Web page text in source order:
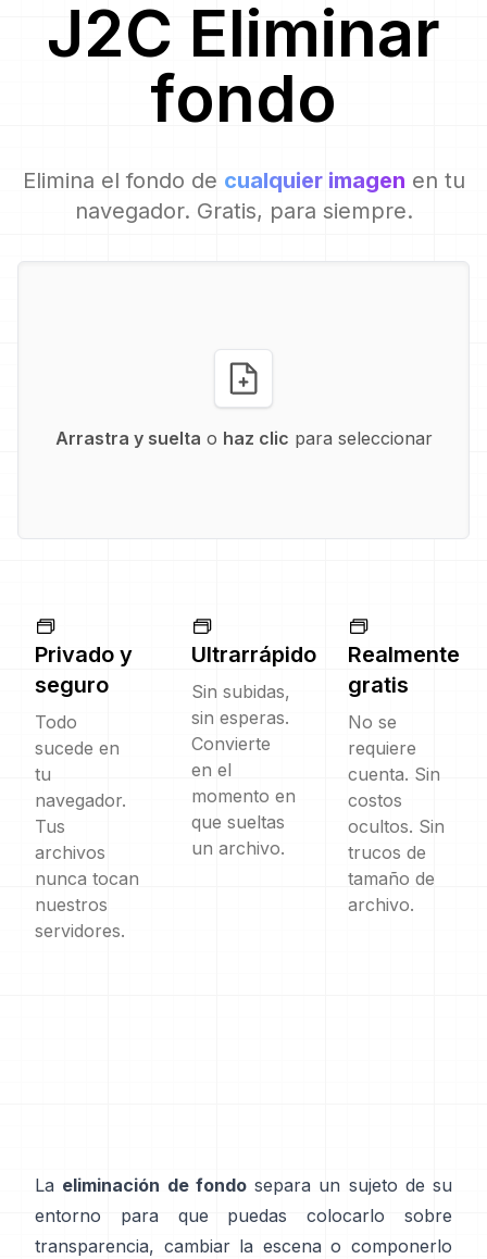
J2C Eliminar
fondo
Elimina el fondo de cualquier imagen en tu
navegador. Gratis, para siempre.
Arrastra y suelta o haz clic para seleccionar
Privado y
seguro
Todo
sucede en
tu
navegador.
Tus
archivos
nunca tocan
nuestros
servidores.
Ultrarrápido
Sin subidas,
sin esperas.
Convierte
en el
momento en
que sueltas
un archivo.
Realmente
gratis
No se
requiere
cuenta. Sin
costos
ocultos. Sin
trucos de
tamaño de
archivo.
La eliminación de fondosepara un sujeto de su
entorno para que puedas colocarlo sobre
transparencia, cambiar la escena o componerlo